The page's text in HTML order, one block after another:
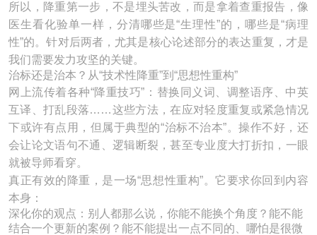
所以，降重第一步，不是埋头苦改，而是拿着查重报告，像
医生看化验单一样，分清哪些是“生理性”的，哪些是“病理
性”的。针对后两者，尤其是核心论述部分的表达重复，才是
我们需要发力攻坚的关键。
治标还是治本？从“技术性降重”到“思想性重构”
网上流传着各种“降重技巧”：替换同义词、调整语序、中英
互译、打乱段落……这些方法，在应对轻度重复或紧急情况
下或许有点用，但属于典型的“治标不治本”。操作不好，还
会让论文语句不通、逻辑断裂，甚至专业度大打折扣，一眼
就被导师看穿。
真正有效的降重，是一场“思想性重构”。它要求你回到内容
本身：
深化你的观点：别人都那么说，你能不能换个角度？能不能
结合一个更新的案例？能不能提出一点不同的、哪怕是很微